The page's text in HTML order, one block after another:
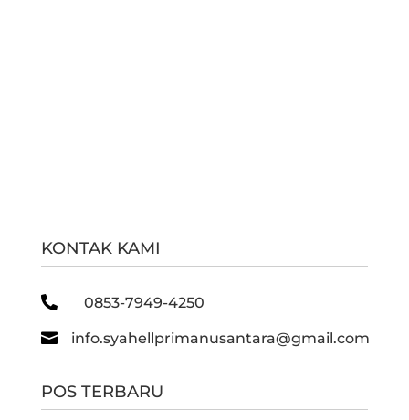
KONTAK KAMI
 0853-7949-4250
 info.syahellprimanusantara@gmail.com
POS TERBARU